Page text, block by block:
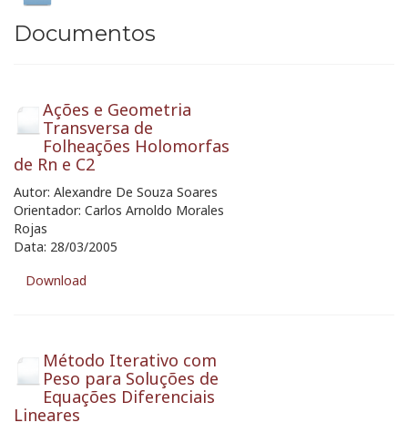
Documentos
Ações e Geometria
Transversa de
Folheações Holomorfas
de Rn e C2
Autor: Alexandre De Souza Soares
Orientador: Carlos Arnoldo Morales
Rojas
Data: 28/03/2005
Download
Método Iterativo com
Peso para Soluções de
Equações Diferenciais
Lineares